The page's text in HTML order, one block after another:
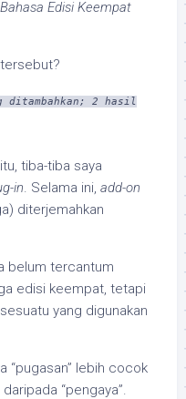
Edisi Keempat
ditambahkan; 2 hasil
tiba-tiba saya
in. Selama ini, add-on
diterjemahkan
belum tercantum
edisi keempat, tetapi
yang digunakan
“pugasan” lebih cocok
daripada “pengaya”.